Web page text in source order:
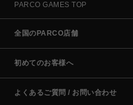
PARCO GAMES TOP
全国のPARCO店舗
初めてのお客様へ
よくあるご質問 / お問い合わせ